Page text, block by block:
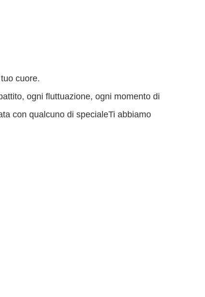
cuore.
ogni fluttuazione, ogni momento di
con qualcuno di specialeTi abbiamo